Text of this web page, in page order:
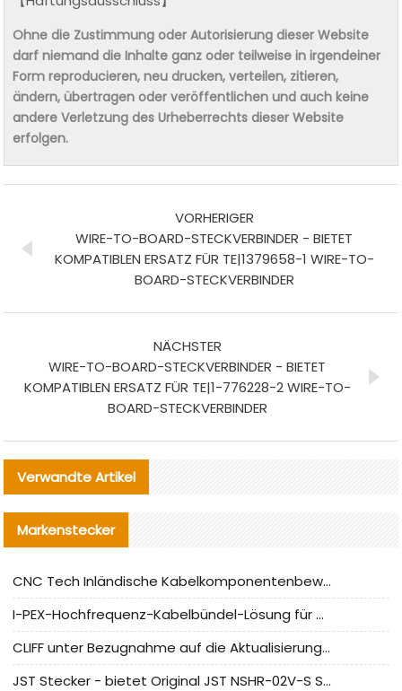
Ohne die Zustimmung oder Autorisierung dieser Website
darf niemand die Inhalte ganz oder teilweise in irgendeiner
Form reproducieren, neu drucken, verteilen, zitieren,
ändern, übertragen oder veröffentlichen und auch keine
andere Verletzung des Urheberrechts dieser Website
erfolgen.
VORHERIGER
WIRE-TO-BOARD-STECKVERBINDER - BIETET
KOMPATIBLEN ERSATZ FÜR TE|1379658-1 WIRE-TO-
BOARD-STECKVERBINDER
NÄCHSTER
WIRE-TO-BOARD-STECKVERBINDER - BIETET
KOMPATIBLEN ERSATZ FÜR TE|1-776228-2 WIRE-TO-
BOARD-STECKVERBINDER
Verwandte Artikel
Markenstecker
CNC Tech Inländische Kabelkomponentenbewertung und Massenproduktionsanpassungsanleitung
I-PEX-Hochfrequenz-Kabelbündel-Lösung für die heimische Produktion analysiert
CLIFF unter Bezugnahme auf die Aktualisierung der chinesischen Stecker-Testnormen
JST Stecker - bietet Original JST NSHR-02V-S Stecker und Ersatzteile an